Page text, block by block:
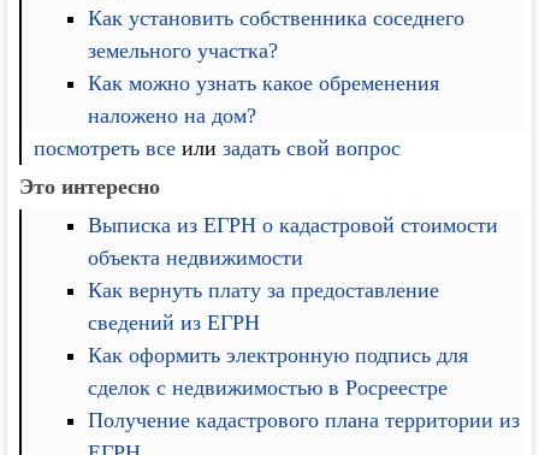
Как установить собственника соседнего
земельного участка?
Как можно узнать какое обременения
наложено на дом?
посмотреть все илизадать свой вопрос
Это интересно
Выписка из ЕГРН о кадастровой стоимости
объекта недвижимости
Как вернуть плату за предоставление
сведений из ЕГРН
Как оформить электронную подпись для
сделок с недвижимостью в Росреестре
Получение кадастрового плана территории из